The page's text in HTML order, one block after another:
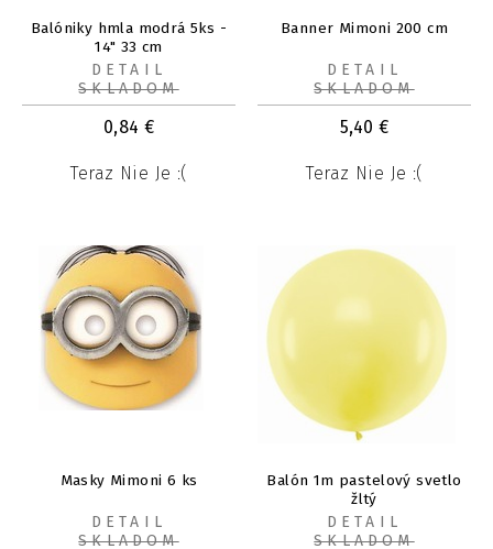
Balóniky hmla modrá 5ks -
14" 33 cm
0,84 €
Teraz Nie Je :(
DETAIL
SKLADOM
Banner Mimoni 200 cm
5,40 €
Teraz Nie Je :(
DETAIL
SKLADOM
Masky Mimoni 6 ks
DETAIL
SKLADOM
Balón 1m pastelový svetlo
žltý
DETAIL
SKLADOM